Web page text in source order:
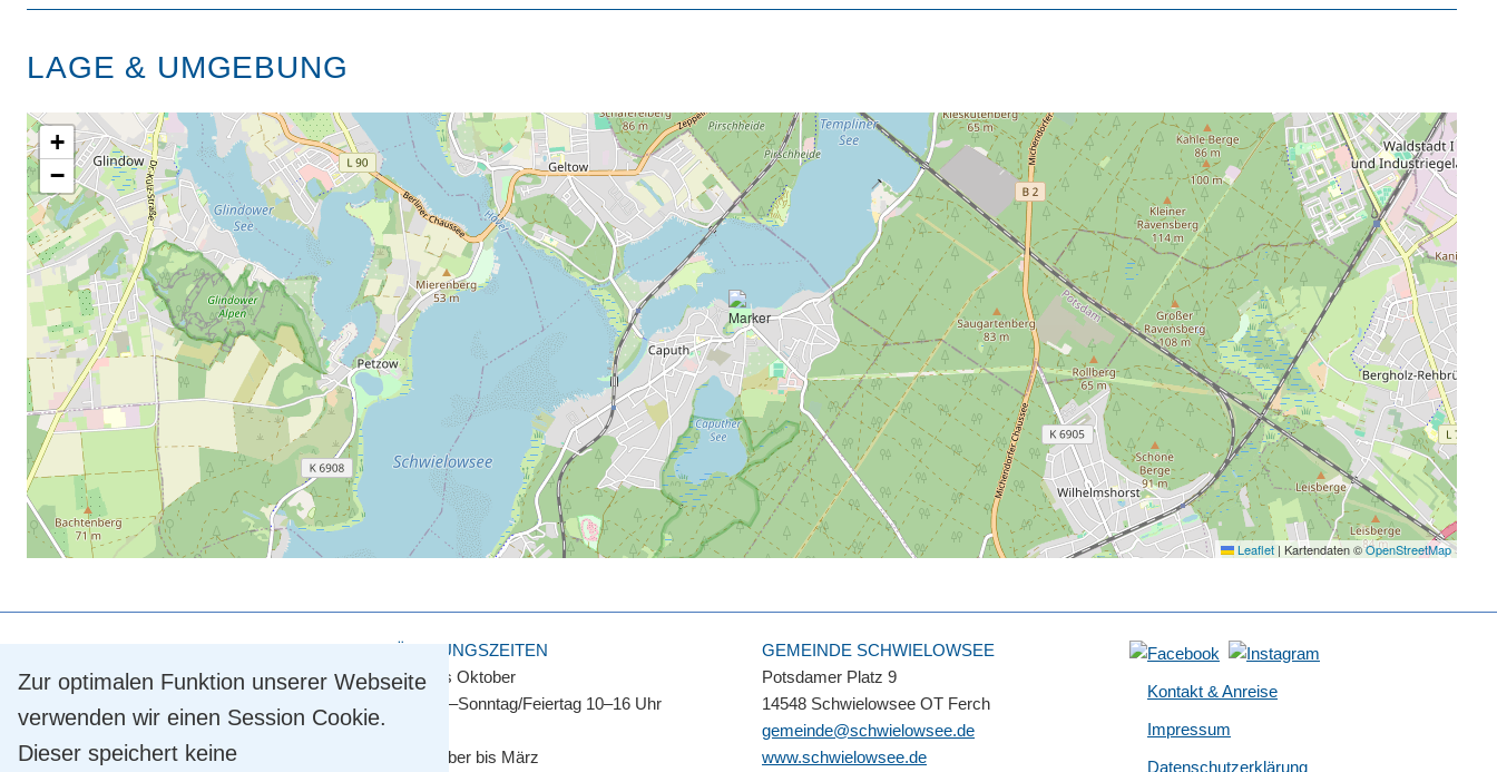
Zur optimalen Funktion unserer Webseite
verwenden wir einen Session Cookie.
Dieser speichert keine
LAGE & UMGEBUNG
+
−
Leaflet | Kartendaten ©OpenStreetMap
Touristinformation
14548 Schwielowsee OT Caputh
Tel.+49 33209 769 769
ÖFFNUNGSZEITEN
April bis Oktober
Montag–Sonntag/Feiertag 10–16 Uhr
November bis März
GEMEINDE SCHWIELOWSEE
Potsdamer Platz 9
14548 Schwielowsee OT Ferch
gemeinde@schwielowsee.de
www.schwielowsee.de
Kontakt & Anreise
Impressum
Datenschutzerklärung